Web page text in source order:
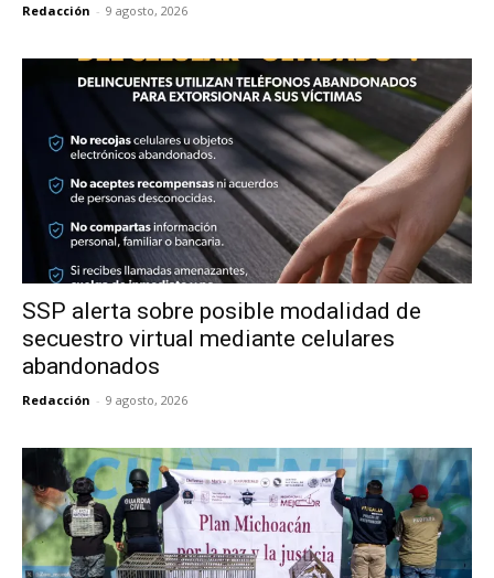
Redacción - 9 agosto, 2026
SSP alerta sobre posible modalidad de
secuestro virtual mediante celulares
abandonados
Redacción - 9 agosto, 2026